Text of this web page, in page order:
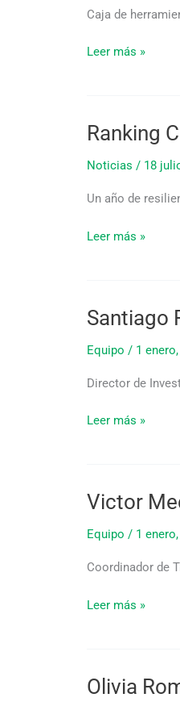
Caja de
Leer más »
Ranking
Noticias / 18
Un año de
Ranking
Ciclociudades
2020
Leer más »
Santiago
Equipo / 1
Director de
Santiago
Leer más »
Victor
Equipo / 1
Coordinador de
Victor
Leer más »
Olivia
Olivia